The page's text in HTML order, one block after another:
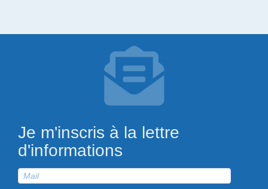
Je m'inscris à la lettre
d'informations